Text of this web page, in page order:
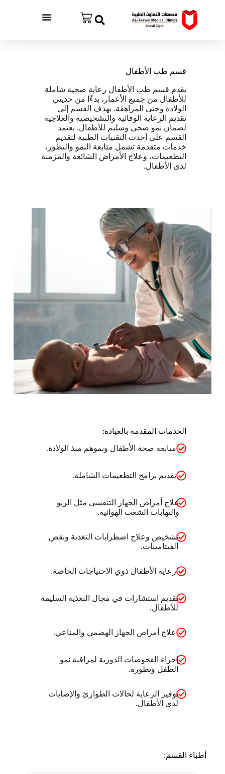
قسم طب الأطفال
يقدم قسم طب الأطفال رعاية صحية شاملة
للأطفال من جميع الأعمار، بدءًا من حديثي
الولادة وحتى المراهقة. يهدف القسم إلى
تقديم الرعاية الوقائية والتشخيصية والعلاجية
لضمان نمو صحي وسليم للأطفال. يعتمد
القسم على أحدث التقنيات الطبية لتقديم
خدمات متقدمة تشمل متابعة النمو والتطور،
التطعيمات، وعلاج الأمراض الشائعة والمزمنة
لدى الأطفال.
الخدمات المقدمة بالعيادة:
متابعة صحة الأطفال ونموهم منذ الولادة.
تقديم برامج التطعيمات الشاملة.
علاج أمراض الجهاز التنفسي مثل الربو
والتهابات الشعب الهوائية.
تشخيص وعلاج اضطرابات التغذية ونقص
الفيتامينات.
رعاية الأطفال ذوي الاحتياجات الخاصة.
تقديم استشارات في مجال التغذية السليمة
للأطفال.
علاج أمراض الجهاز الهضمي والمناعي.
إجراء الفحوصات الدورية لمراقبة نمو
الطفل وتطوره.
توفير الرعاية لحالات الطوارئ والإصابات
لدى الأطفال.
أطباء القسم: